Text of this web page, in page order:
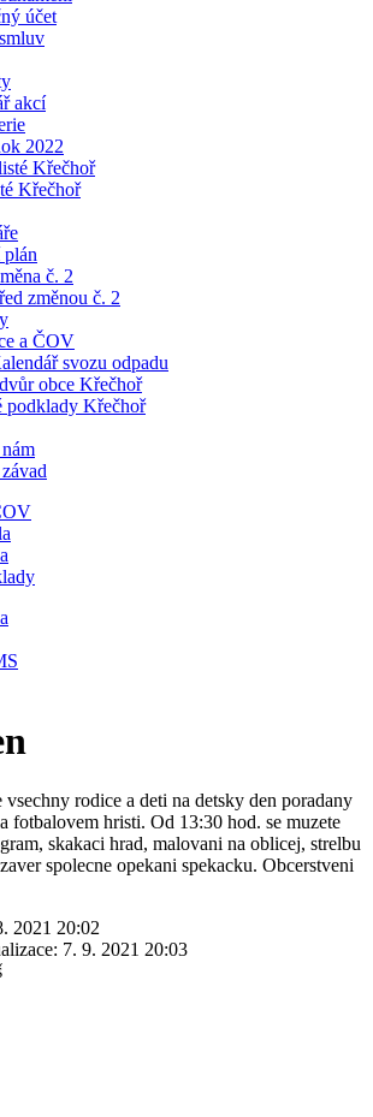
účet
akcí
2022
Křečhoř
Křečhoř
č. 2
změnou č. 2
a ČOV
svozu odpadu
obce Křečhoř
podklady Křečhoř
rodice a deti na detsky den poradany
fotbalovem hristi. Od 13:30 hod. se muzete
skakaci hrad, malovani na oblicej, strelbu
spolecne opekani spekacku. Obcerstveni
2021 20:02
7. 9. 2021 20:03